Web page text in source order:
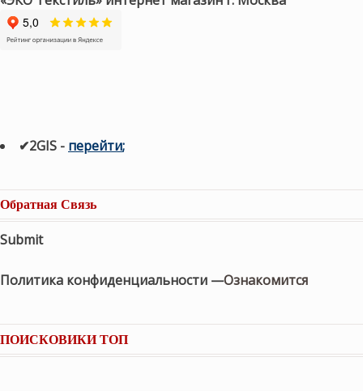
✔2GIS - перейти;
Обратная Связь
Submit
Политика конфиденциальности —Ознакомится
ПОИСКОВИКИ ТОП